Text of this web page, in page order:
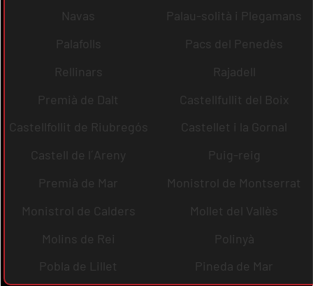
Navas
Palau-solità i Plegamans
Palafolls
Pacs del Penedès
Rellinars
Rajadell
Premià de Dalt
Castellfullit del Boix
Castellfollit de Riubregós
Castellet i la Gornal
Castell de l´Areny
Puig-reig
Premià de Mar
Monistrol de Montserrat
Monistrol de Calders
Mollet del Vallès
Molins de Rei
Polinyà
Pobla de Lillet
Pineda de Mar